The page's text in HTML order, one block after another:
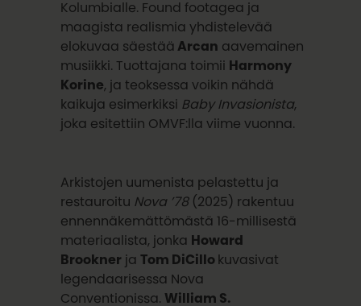
Kolumbialle. Found footagea ja
maagista realismia yhdistelevää
elokuvaa säestää Arcan aavemainen
musiikki. Tuottajana toimii Harmony
Korine , ja teoksessa voikin nähdä
kaikuja esimerkiksi Baby Invasionista
joka esitettiin OMVF:lla viime vuonna.
Arkistojen uumenista pelastettu ja
restauroitu Nova ’78(2025) rakentuu
ennennäkemättömästä 16-millisestä
materiaalista, jonka Howard
Brookner jaTom DiCillo kuvasivat
legendaarisessa Nova
Conventionissa. William S.